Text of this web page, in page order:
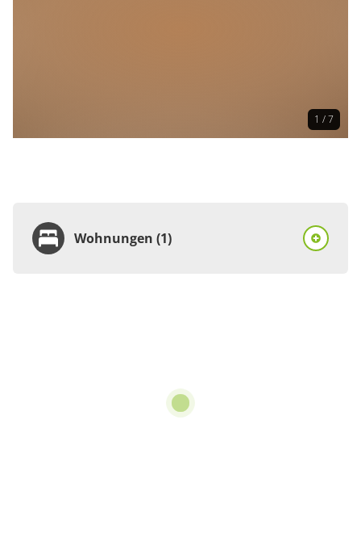
1 / 7
Wohnungen (1)
pro Einheit/Nacht